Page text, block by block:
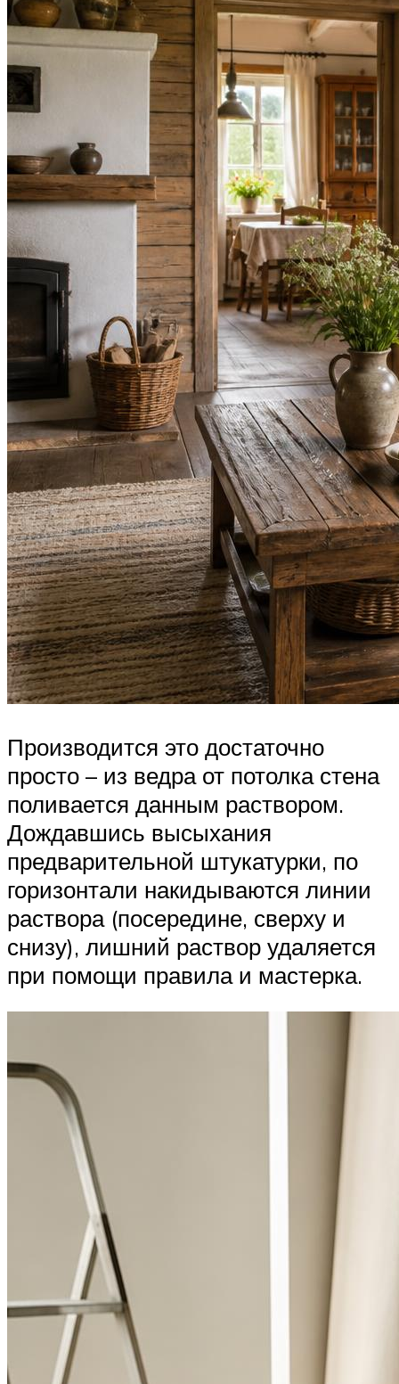
Производится это достаточно
просто – из ведра от потолка стена
поливается данным раствором.
Дождавшись высыхания
предварительной штукатурки, по
горизонтали накидываются линии
раствора (посередине, сверху и
снизу), лишний раствор удаляется
при помощи правила и мастерка.